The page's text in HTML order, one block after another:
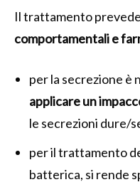
Il trattamento
comportamentali e
per la secrezione è
applicare un
le secrezioni dure/
per il trattamento
batterica, si rende